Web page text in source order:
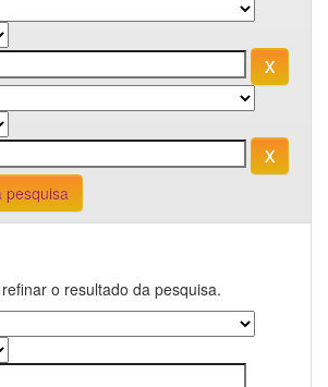
pesquisa
o resultado da pesquisa.